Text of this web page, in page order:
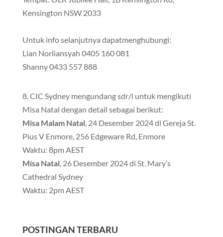
Kensington NSW 2033
Untuk info selanjutnya dapatmenghubungi:
Lian Norliansyah 0405 160 081
Shanny 0433 557 888
8. CIC Sydney mengundang sdr/i untuk mengikuti
Misa Natal dengan detail sebagai berikut:
Misa Malam Natal, 24 Desember 2024 di Gereja St.
Pius V Enmore, 256 Edgeware Rd, Enmore
Waktu: 8pm AEST
Misa Natal, 26 Desember 2024 di St. Mary’s
Cathedral Sydney
Waktu: 2pm AEST
POSTINGAN TERBARU